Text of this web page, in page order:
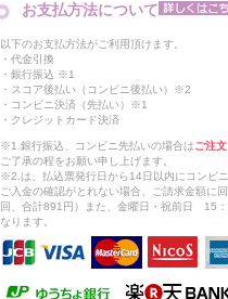
お支払方法について
以下のお支払方法がご利用頂けます。
・代金引換
・銀行振込 ※1
・スコア後払い（コンビニ後払い）※2
・コンビニ決済（先払い）※1
・クレジットカード決済
※1.銀行振込、コンビニ先払いの場合はご注
ご了承の程をお願い申し上げます。
※2.は、払込票発行日から14日以内にコンビ
ご入金の確認がとれない場合、ご請求金額に
回、合計891円）また、金曜日・祝前日 15
なります。